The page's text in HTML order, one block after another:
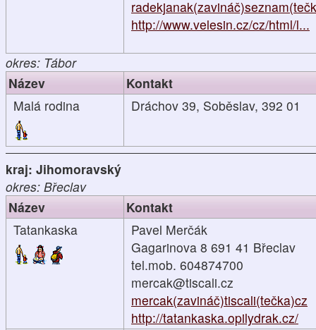
http://www.velesin.cz/cz/html/l...
okres: Tábor
Název
Kontakt
Malá rodina
Dráchov 39, Soběslav, 392 01
kraj: Jihomoravský
okres: Břeclav
Název
Kontakt
Tatankaska
Pavel Merčák
Gagarinova 8 691 41 Břeclav
tel.mob. 604874700
mercak@tiscali.cz
mercak(zavináč)tiscali(tečka)cz
http://tatankaska.opilydrak.cz/